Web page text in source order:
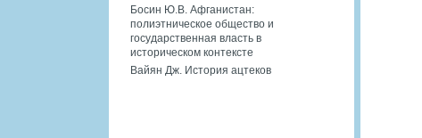
Босин Ю.В. Афганистан:
полиэтническое общество и
государственная власть в
историческом контексте
Вайян Дж. История ацтеков